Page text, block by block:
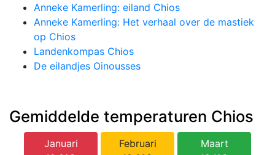
Anneke Kamerling: eiland Chios
Anneke Kamerling: Het verhaal over de mastiek
op Chios
Landenkompas Chios
De eilandjes Oinousses
Gemiddelde temperaturen Chios
Januari
Februari
Maart